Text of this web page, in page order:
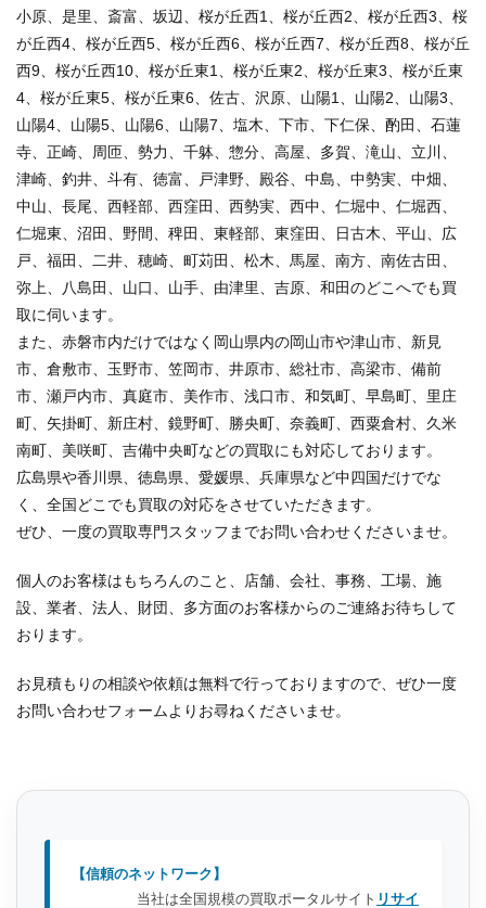
小原、是里、斎富、坂辺、桜が丘西1、桜が丘西2、桜が丘西3、桜
が丘西4、桜が丘西5、桜が丘西6、桜が丘西7、桜が丘西8、桜が丘
西9、桜が丘西10、桜が丘東1、桜が丘東2、桜が丘東3、桜が丘東
4、桜が丘東5、桜が丘東6、佐古、沢原、山陽1、山陽2、山陽3、
山陽4、山陽5、山陽6、山陽7、塩木、下市、下仁保、酌田、石蓮
寺、正崎、周匝、勢力、千躰、惣分、高屋、多賀、滝山、立川、
津崎、釣井、斗有、徳富、戸津野、殿谷、中島、中勢実、中畑、
中山、長尾、西軽部、西窪田、西勢実、西中、仁堀中、仁堀西、
仁堀東、沼田、野間、稗田、東軽部、東窪田、日古木、平山、広
戸、福田、二井、穂崎、町苅田、松木、馬屋、南方、南佐古田、
弥上、八島田、山口、山手、由津里、吉原、和田のどこへでも買
取に伺います。
また、赤磐市内だけではなく岡山県内の岡山市や津山市、新見
市、倉敷市、玉野市、笠岡市、井原市、総社市、高梁市、備前
市、瀬戸内市、真庭市、美作市、浅口市、和気町、早島町、里庄
町、矢掛町、新庄村、鏡野町、勝央町、奈義町、西粟倉村、久米
南町、美咲町、吉備中央町などの買取にも対応しております。
広島県や香川県、徳島県、愛媛県、兵庫県など中四国だけでな
く、全国どこでも買取の対応をさせていただきます。
ぜひ、一度の買取専門スタッフまでお問い合わせくださいませ。
個人のお客様はもちろんのこと、店舗、会社、事務、工場、施
設、業者、法人、財団、多方面のお客様からのご連絡お待ちして
おります。
お見積もりの相談や依頼は無料で行っておりますので、ぜひ一度
お問い合わせフォームよりお尋ねくださいませ。
【信頼のネットワーク】
当社は全国規模の買取ポータルサイト リサイ